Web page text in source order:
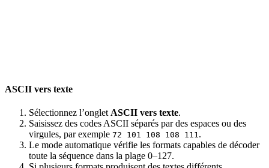
ASCII vers texte
Sélectionnez l’onglet ASCII vers texte.
Saisissez des codes ASCII séparés par des espaces ou des
virgules, par exemple 72 101 108 108 111 .
Le mode automatique vérifie les formats capables de décoder
toute la séquence dans la plage 0–127.